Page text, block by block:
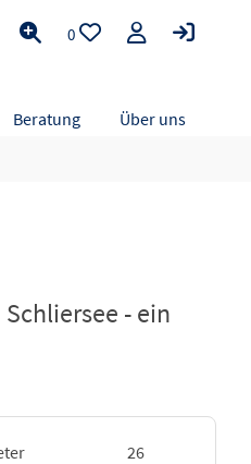
Beratung Über uns
0
- ein
26